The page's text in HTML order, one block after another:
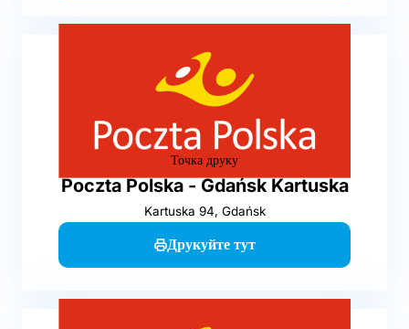
Точка друку
Poczta Polska - Gdańsk Kartuska
Kartuska 94, Gdańsk
Друкуйте тут